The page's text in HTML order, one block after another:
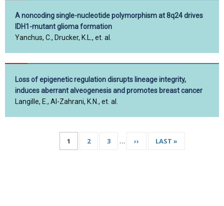
A noncoding single-nucleotide polymorphism at 8q24 drives
IDH1-mutant glioma formation
Yanchus, C., Drucker, K.L., et. al.
Loss of epigenetic regulation disrupts lineage integrity,
induces aberrant alveogenesis and promotes breast cancer
Langille, E., Al-Zahrani, K.N., et. al.
PAGE
COURANTE
1 PAGE
2 PAGE
3 …
PAGE
››
DERNIÈRE
LAST »